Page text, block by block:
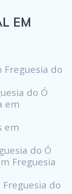
EM
do
do Ó
em
em
do Ó
Freguesia
do